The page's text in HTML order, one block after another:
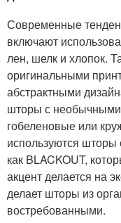
Современные
включают
лен, шелк и хлопок.
оригинальными
абстрактными
шторы с необычными
гобеленовые или
используются
как BLACKOUT,
акцент делается на
делает шторы из
востребованными.